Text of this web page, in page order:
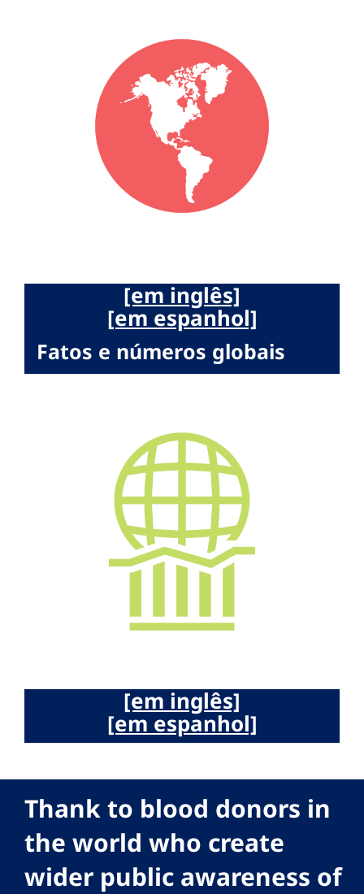
[em inglês]
[em espanhol]
Fatos e números globais
[em inglês]
[em espanhol]
Thank to blood donors in
the world who create
wider public awareness of